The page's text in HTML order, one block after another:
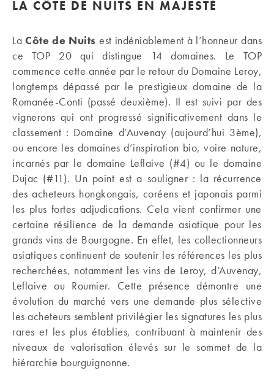
LA CÔTE DE NUITS EN MAJESTÉ
La Côte de Nuits est indéniablement à l’honneur dans
ce TOP 20 qui distingue 14 domaines. Le TOP
commence cette année par le retour du Domaine Leroy,
longtemps dépassé par le prestigieux domaine de la
Romanée-Conti (passé deuxième). Il est suivi par des
vignerons qui ont progressé significativement dans le
classement : Domaine d’Auvenay (aujourd’hui 3ème),
ou encore les domaines d’inspiration bio, voire nature,
incarnés par le domaine Leflaive (#4) ou le domaine
Dujac (#11). Un point est a souligner : la récurrence
des acheteurs hongkongais, coréens et japonais parmi
les plus fortes adjudications. Cela vient confirmer une
certaine résilience de la demande asiatique pour les
grands vins de Bourgogne. En effet, les collectionneurs
asiatiques continuent de soutenir les références les plus
recherchées, notamment les vins de Leroy, d’Auvenay,
Leflaive ou Roumier. Cette présence démontre une
évolution du marché vers une demande plus sélective
les acheteurs semblent privilégier les signatures les plus
rares et les plus établies, contribuant à maintenir des
niveaux de valorisation élevés sur le sommet de la
hiérarchie bourguignonne.